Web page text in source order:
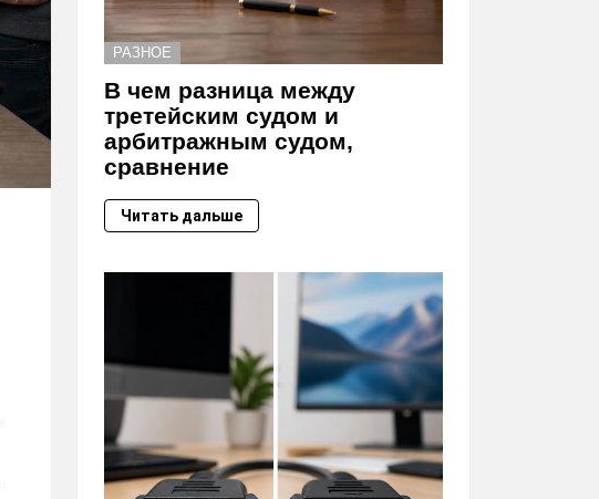
РАЗНОЕ
В чем разница между
третейским судом и
арбитражным судом,
сравнение
Читать дальше